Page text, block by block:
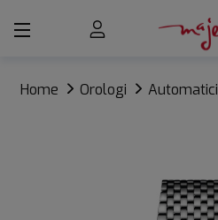
Home Orologi Automatici